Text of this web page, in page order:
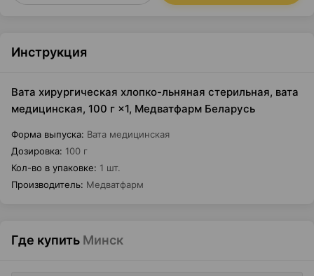
Инструкция
Вата хирургическая хлопко-льняная стерильная, вата
медицинская, 100 г ×1, Медватфарм Беларусь
Форма выпуска: Вата медицинская
Дозировка: 100 г
Кол-во в упаковке: 1 шт.
Производитель: Медватфарм
Где купить Минск